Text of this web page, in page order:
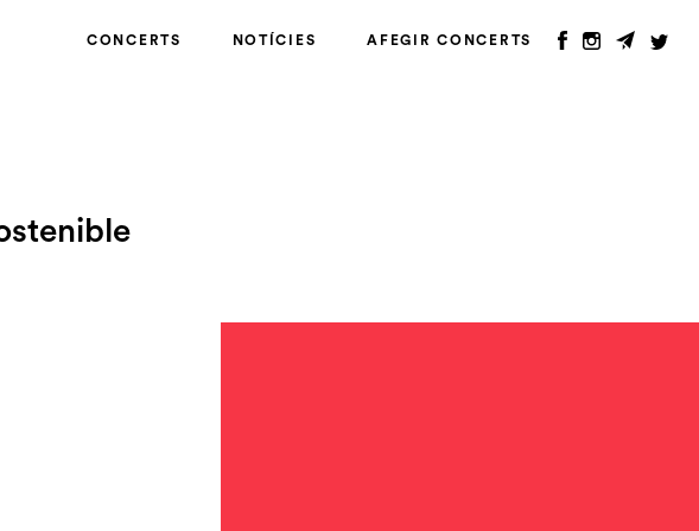
CONCERTS NOTÍCIES AFEGIR CONCERTS